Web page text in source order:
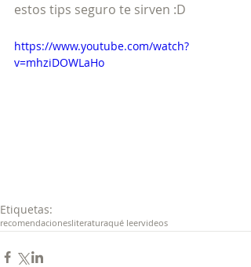
estos tips seguro te sirven :D
https://www.youtube.com/watch?
v=mhziDOWLaHo
Etiquetas:
recomendacionesliteraturaqué leervideos